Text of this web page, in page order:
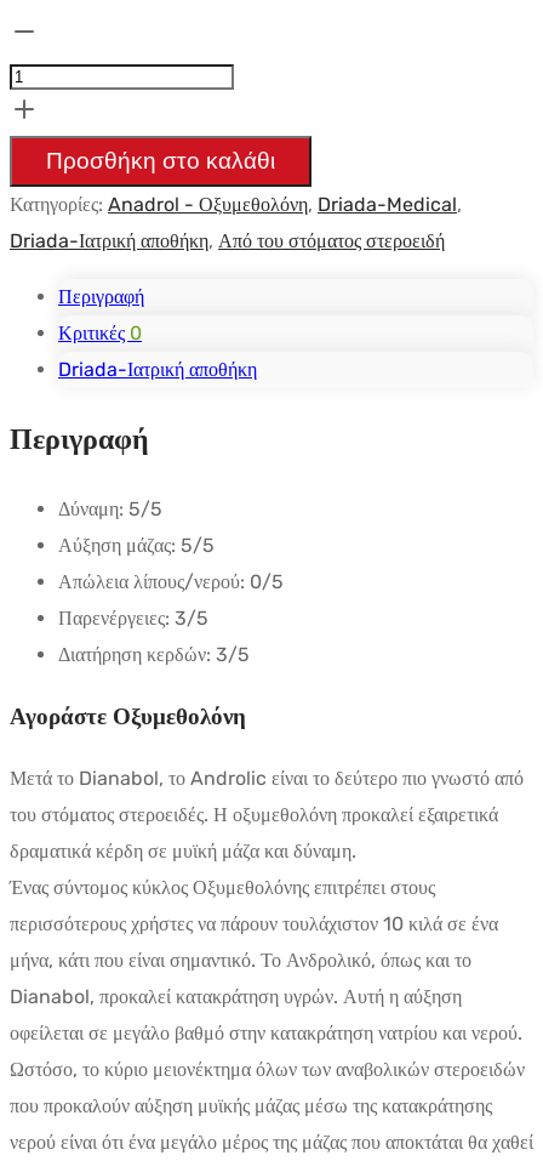
-
50mg
-
50tabs
-
Driada
Medical
ποσότητα
Προσθήκη στο καλάθι
Κατηγορίες: Anadrol - Οξυμεθολόνη, Driada-Medical,
Driada-Ιατρική αποθήκη, Από του στόματος στεροειδή
Περιγραφή
Κριτικές 0
Driada-Ιατρική αποθήκη
Περιγραφή
Δύναμη: 5/5
Αύξηση μάζας: 5/5
Απώλεια λίπους/νερού: 0/5
Παρενέργειες: 3/5
Διατήρηση κερδών: 3/5
Αγοράστε Οξυμεθολόνη
Μετά το Dianabol, το Androlic είναι το δεύτερο πιο γνωστό από
του στόματος στεροειδές. Η οξυμεθολόνη προκαλεί εξαιρετικά
δραματικά κέρδη σε μυϊκή μάζα και δύναμη.
Ένας σύντομος κύκλος Οξυμεθολόνης επιτρέπει στους
περισσότερους χρήστες να πάρουν τουλάχιστον 10 κιλά σε ένα
μήνα, κάτι που είναι σημαντικό. Το Ανδρολικό, όπως και το
Dianabol, προκαλεί κατακράτηση υγρών. Αυτή η αύξηση
οφείλεται σε μεγάλο βαθμό στην κατακράτηση νατρίου και νερού.
Ωστόσο, το κύριο μειονέκτημα όλων των αναβολικών στεροειδών
που προκαλούν αύξηση μυϊκής μάζας μέσω της κατακράτησης
νερού είναι ότι ένα μεγάλο μέρος της μάζας που αποκτάται θα χαθεί